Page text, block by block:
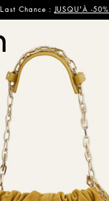
Last Chance :JUSQU'À -50%